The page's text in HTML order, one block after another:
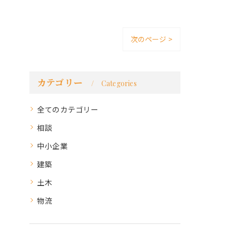
次のページ >
カテゴリー Categories
全てのカテゴリー
相談
中小企業
建築
土木
物流